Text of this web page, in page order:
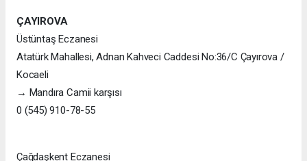
ÇAYIROVA
Üstüntaş Eczanesi
Atatürk Mahallesi, Adnan Kahveci Caddesi No:36/C Çayırova /
Kocaeli
→ Mandıra Camii karşısı
0 (545) 910-78-55
Çağdaşkent Eczanesi